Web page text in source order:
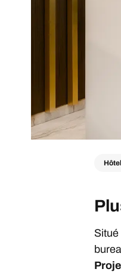
Situé